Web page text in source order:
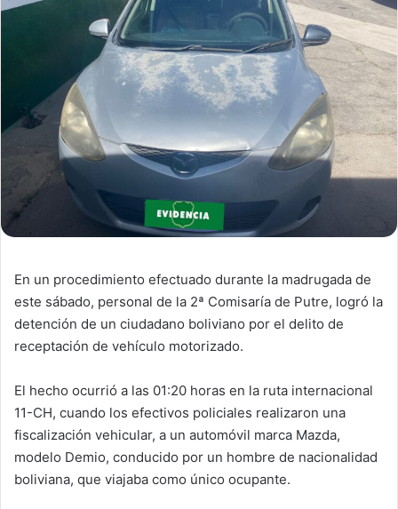
En un procedimiento efectuado durante la madrugada de
este sábado, personal de la 2ª Comisaría de Putre, logró la
detención de un ciudadano boliviano por el delito de
receptación de vehículo motorizado.
El hecho ocurrió a las 01:20 horas en la ruta internacional
11-CH, cuando los efectivos policiales realizaron una
fiscalización vehicular, a un automóvil marca Mazda,
modelo Demio, conducido por un hombre de nacionalidad
boliviana, que viajaba como único ocupante.